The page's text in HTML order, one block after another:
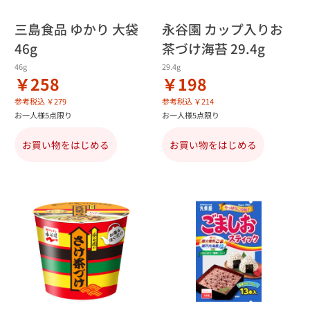
三島食品 ゆかり 大袋
46g
46g
￥258
参考税込 ￥279
お一人様5点限り
お買い物をはじめる
永谷園 カップ入りお
茶づけ海苔 29.4g
29.4g
￥198
参考税込 ￥214
お一人様5点限り
お買い物をはじめる